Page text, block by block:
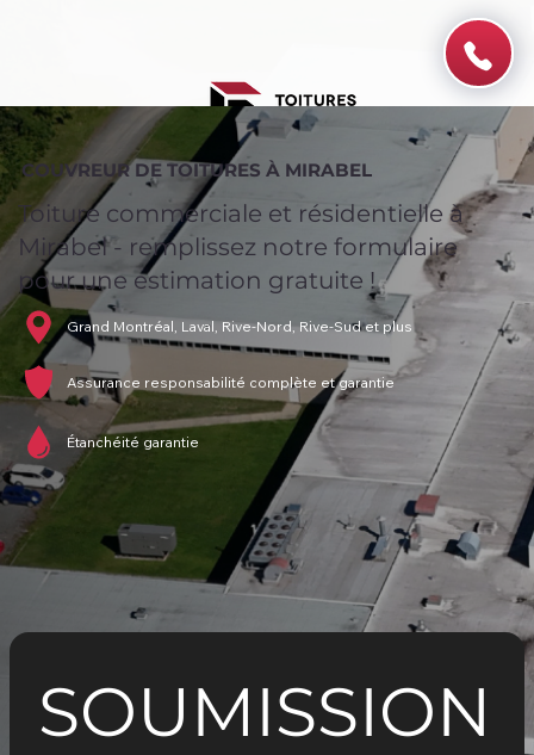
COUVREUR DE TOITURES À MIRABEL
Toiture commerciale et résidentielle à
Mirabel - remplissez notre formulaire
pour une estimation gratuite !
Grand Montréal, Laval, Rive-Nord, Rive-Sud et plus
Assurance responsabilité complète et garantie
Étanchéité garantie
SOUMISSION